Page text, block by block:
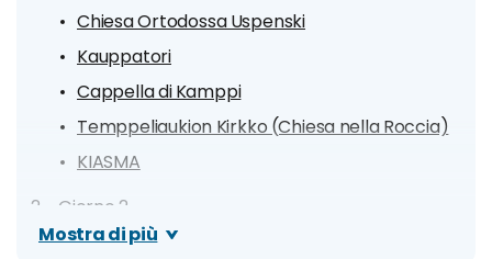
Chiesa Ortodossa Uspenski
Kauppatori
Cappella di Kamppi
Temppeliaukion Kirkko (Chiesa nella Roccia)
KIASMA
Giorno 2
Ateneum
Mostra di più